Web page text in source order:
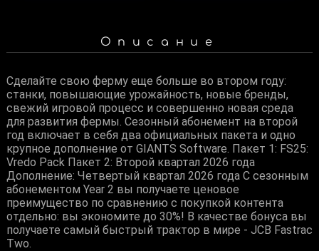
Описание
Сделайте свою ферму еще больше во втором году:
станки, повышающие урожайность, новые бренды,
свежий игровой процесс и совершенно новая среда
для развития фермы. Сезонный абонемент на второй
год включает в себя два официальных пакета и одно
крупное дополнение от GIANTS Software. Пакет 1: FS25:
Vredo Pack Пакет 2: Второй квартал 2026 года
Дополнение: Четвертый квартал 2026 года С сезонным
абонементом Year 2 вы получаете ценовое
преимущество по сравнению с покупкой контента
отдельно: вы экономите до 30%! В качестве бонуса вы
получаете самый быстрый трактор в мире - JCB Fastrac
Two.